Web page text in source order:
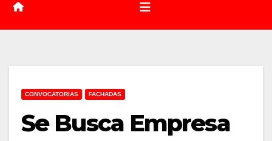
CONVOCATORIAS FACHADAS
Se Busca Empresa